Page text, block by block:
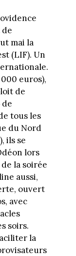
de
mai la
(LIF). Un
euros),
de
tous les
du Nord
ils se
lors
la soirée
aussi,
ouvert
avec
soirs.
la